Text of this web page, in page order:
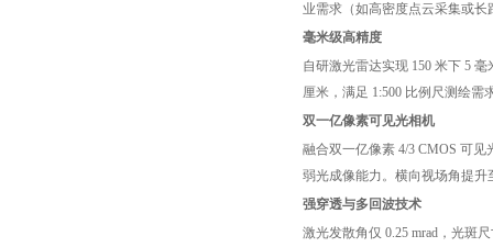
业需求（如高密度点云采集或长
毫米级高精度
自研激光雷达实现 150 米下 5
厘米，满足 1:500 比例尺测绘需
双一亿像素可见光相机
融合双一亿像素 4/3 CMOS 可
弱光成像能力。横向视场角提升
强穿透与多回波技术
激光发散角仅 0.25 mrad，光斑